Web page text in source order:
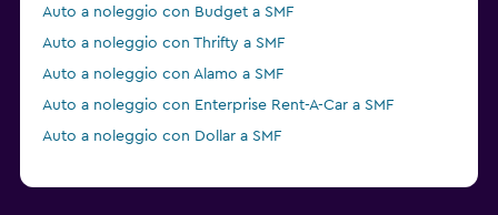
Auto a noleggio con Budget a SMF
Auto a noleggio con Thrifty a SMF
Auto a noleggio con Alamo a SMF
Auto a noleggio con Enterprise Rent-A-Car a SMF
Auto a noleggio con Dollar a SMF